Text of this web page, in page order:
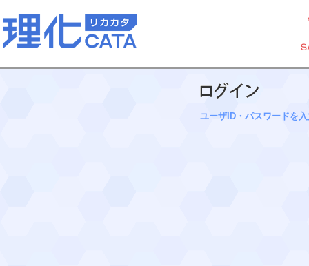
ユーザID・パスワードを